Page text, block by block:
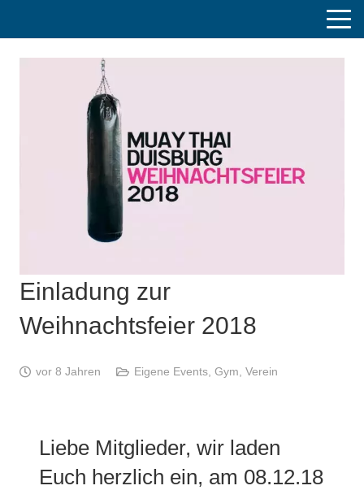
Einladung zur
Weihnachtsfeier 2018
vor 8 Jahren Eigene Events, Gym Verein
Liebe Mitglieder, wir laden
Euch herzlich ein, am 08.12.18